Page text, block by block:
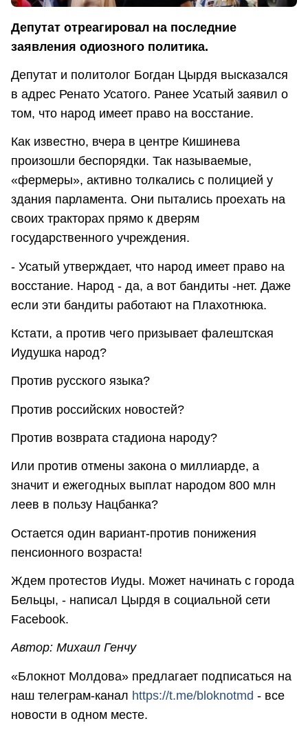
Депутат отреагировал на последние
заявления одиозного политика.
Депутат и политолог Богдан Цырдя высказался
в адрес Ренато Усатого. Ранее Усатый заявил о
том, что народ имеет право на восстание.
Как известно, вчера в центре Кишинева
произошли беспорядки. Так называемые,
«фермеры», активно толкались с полицией у
здания парламента. Они пытались проехать на
своих тракторах прямо к дверям
государственного учреждения.
- Усатый утверждает, что народ имеет право на
восстание. Народ - да, а вот бандиты -нет. Даже
если эти бандиты работают на Плахотнюка.
Кстати, а против чего призывает фалештская
Иудушка народ?
Против русского языка?
Против российских новостей?
Против возврата стадиона народу?
Или против отмены закона о миллиарде, а
значит и ежегодных выплат народом 800 млн
леев в пользу Нацбанка?
Остается один вариант-против понижения
пенсионного возраста!
Ждем протестов Иуды. Может начинать с города
Бельцы, - написал Цырдя в социальной сети
Facebook.
Автор: Михаил Генчу
«Блокнот Молдова» предлагает подписаться на
наш телеграм-канал https://t.me/bloknotmd - все
новости в одном месте.